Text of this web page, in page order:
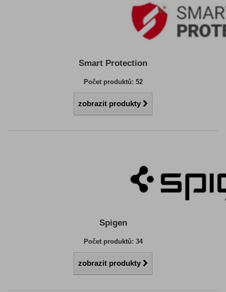
Smart Protection
Počet produktů: 52
zobrazit produkty
Spigen
Počet produktů: 34
zobrazit produkty